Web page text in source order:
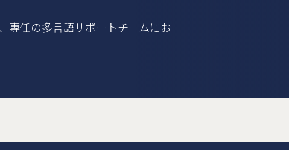
専任の多言語サポートチームにお